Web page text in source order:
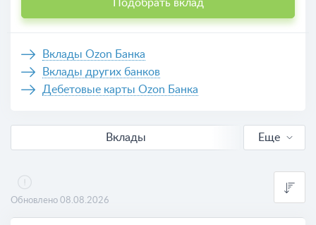
Подобрать вклад
Вклады Ozon Банка
Вклады других банков
Дебетовые карты Ozon Банка
Вклады
Еще
Обновлено 08.08.2026